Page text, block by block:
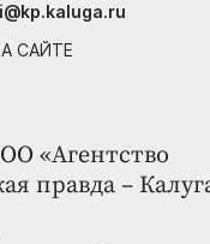
«Агентство
правда –
САЙТЕ